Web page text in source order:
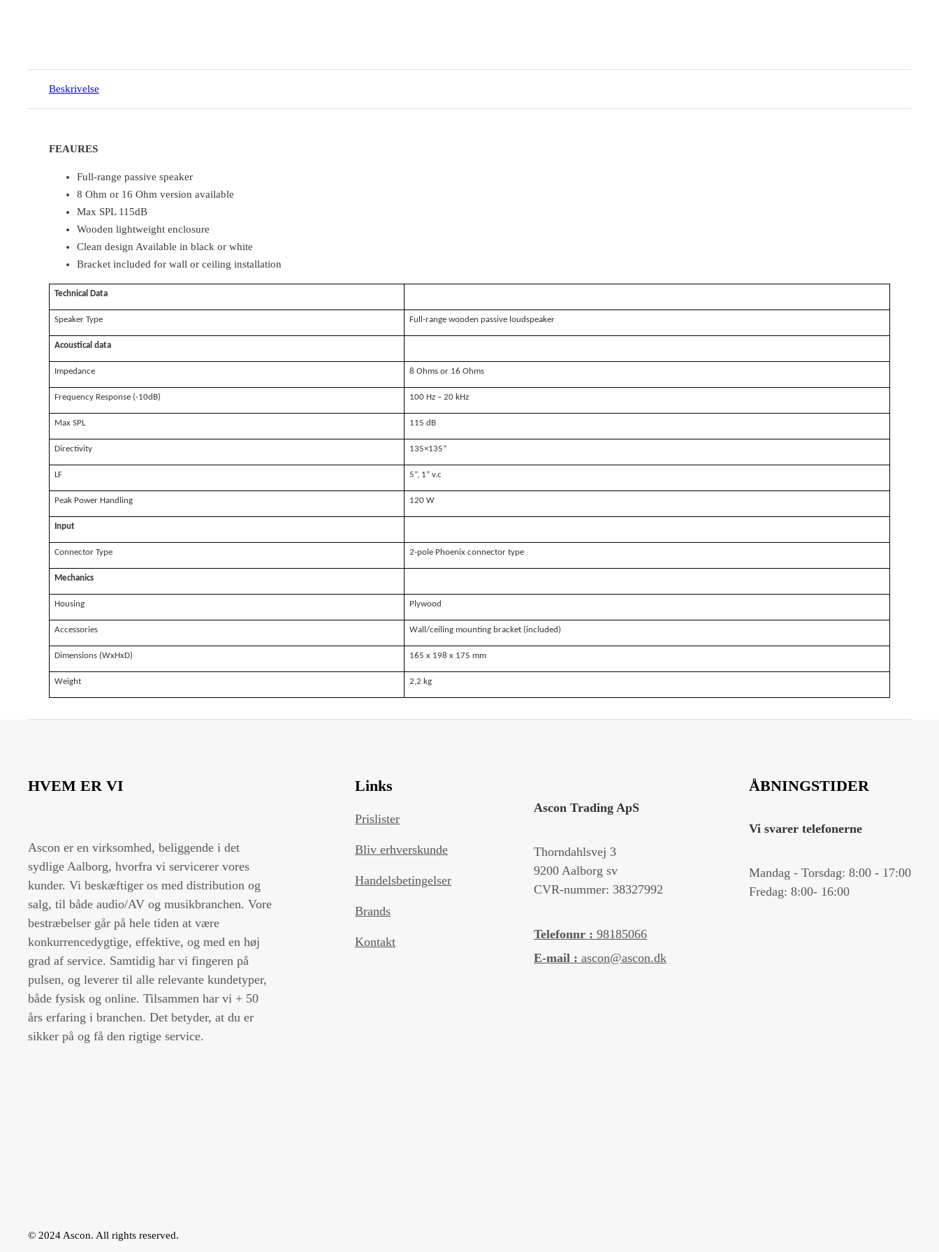
Beskrivelse
FEAURES
Full-range passive speaker
8 Ohm or 16 Ohm version available
Max SPL 115dB
Wooden lightweight enclosure
Clean design Available in black or white
Bracket included for wall or ceiling installation
Technical Data
Speaker Type Full-range wooden passive loudspeaker
Acoustical data
Impedance 8 Ohms or 16 Ohms
Frequency Response (-10dB) 100 Hz – 20 kHz
Max SPL 115 dB
Directivity 135×135”
LF 5”, 1” v.c
Peak Power Handling 120 W
Input
Connector Type 2-pole Phoenix connector type
Mechanics
Housing Plywood
Accessories Wall/ceiling mounting bracket (included)
Dimensions (WxHxD) 165 x 198 x 175 mm
Weight 2,2 kg
HVEM ER VI
Ascon er en virksomhed, beliggende i det
sydlige Aalborg, hvorfra vi servicerer vores
kunder. Vi beskæftiger os med distribution og
salg, til både audio/AV og musikbranchen. Vore
bestræbelser går på hele tiden at være
konkurrencedygtige, effektive, og med en høj
grad af service. Samtidig har vi fingeren på
pulsen, og leverer til alle relevante kundetyper,
både fysisk og online. Tilsammen har vi + 50
års erfaring i branchen. Det betyder, at du er
sikker på og få den rigtige service.
Links
Prislister
Bliv erhverskunde
Handelsbetingelser
Brands
Kontakt
Ascon Trading ApS
Thorndahlsvej 3
9200 Aalborg sv
CVR-nummer: 38327992
Telefonnr : 98185066
E-mail : ascon@ascon.dk
ÅBNINGSTIDER
Vi svarer telefonerne
Mandag - Torsdag: 8:00 - 17:00
Fredag: 8:00- 16:00
© 2024 Ascon. All rights reserved.